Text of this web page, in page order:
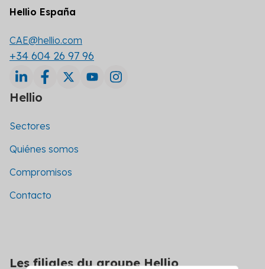
Hellio España
CAE@hellio.com
+34 604 26 97 96
Hellio
Sectores
Quiénes somos
Compromisos
Contacto
Les filiales du groupe Hellio